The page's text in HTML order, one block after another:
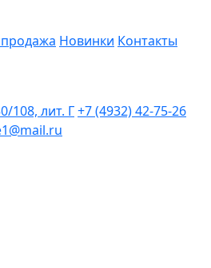
Новинки Контакты
108, лит. Г+7 (4932) 42-75-26